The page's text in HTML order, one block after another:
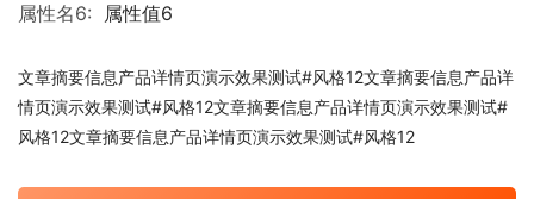
属性名6:
属性值6
文章摘要信息产品详情页演示效果测试#风格12文章摘要信息产品详
情页演示效果测试#风格12文章摘要信息产品详情页演示效果测试#
风格12文章摘要信息产品详情页演示效果测试#风格12